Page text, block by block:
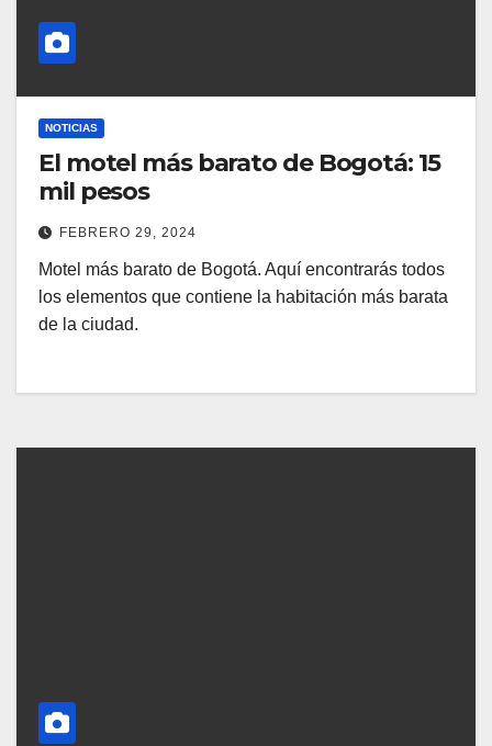
NOTICIAS
El motel más barato de Bogotá: 15
mil pesos
FEBRERO 29, 2024
Motel más barato de Bogotá. Aquí encontrarás todos
los elementos que contiene la habitación más barata
de la ciudad.